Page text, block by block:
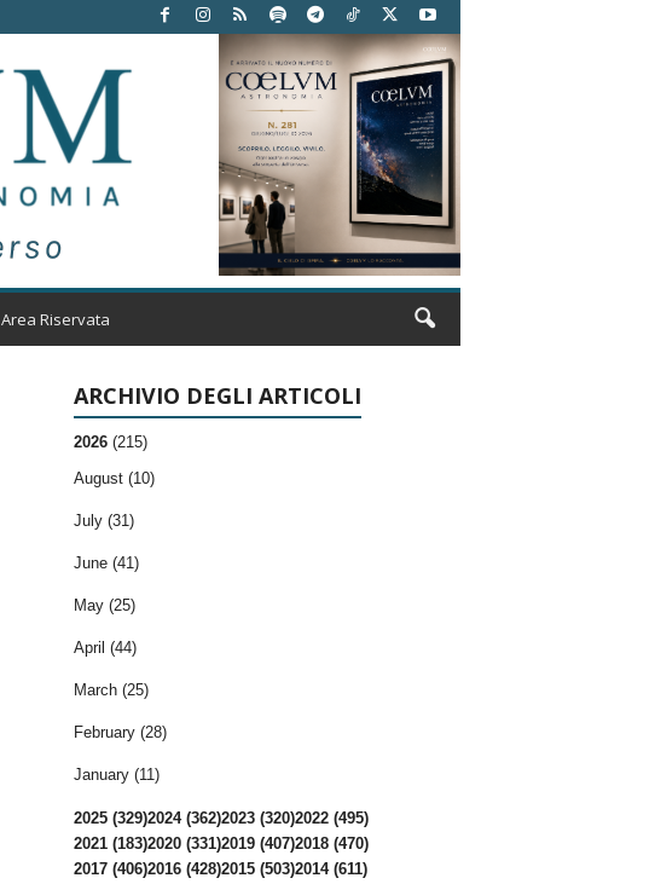
Area Riservata
ARCHIVIO DEGLI ARTICOLI
2026 (215)
August (10)
July (31)
June (41)
May (25)
April (44)
March (25)
February (28)
January (11)
2025 (329)2024 (362)2023 (320)2022 (495)
2021 (183)2020 (331)2019 (407)2018 (470)
2017 (406)2016 (428)2015 (503)2014 (611)